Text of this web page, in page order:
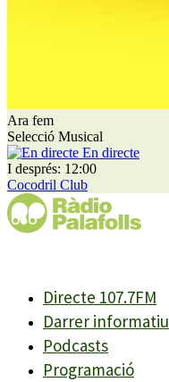
Ara fem
Selecció Musical
En directe
I després: 12:00
Cocodril Club
Directe 107.7FM
Darrer informatiu
Podcasts
Programació